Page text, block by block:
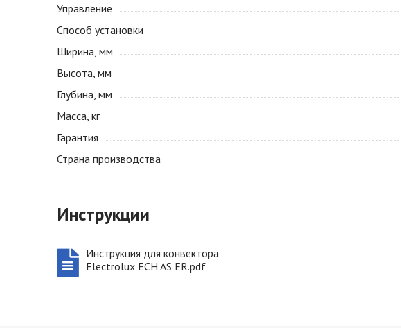
Управление
Способ установки
Ширина, мм
Высота, мм
Глубина, мм
Масса, кг
Гарантия
Страна производства
Инструкции
Инструкция для конвектора
Electrolux ECH AS ER.pdf